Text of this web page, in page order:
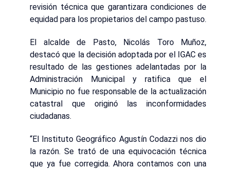
revisión técnica que garantizara condiciones de
equidad para los propietarios del campo pastuso.
El alcalde de Pasto, Nicolás Toro Muñoz,
destacó que la decisión adoptada por el IGAC es
resultado de las gestiones adelantadas por la
Administración Municipal y ratifica que el
Municipio no fue responsable de la actualización
catastral que originó las inconformidades
ciudadanas.
“El Instituto Geográfico Agustín Codazzi nos dio
la razón. Se trató de una equivocación técnica
que ya fue corregida. Ahora contamos con una